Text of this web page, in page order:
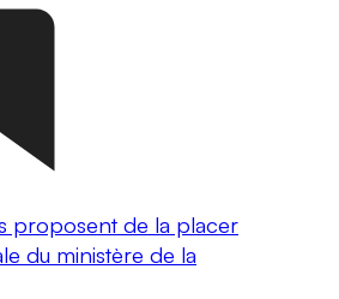
proposent de la placer
du ministère de la